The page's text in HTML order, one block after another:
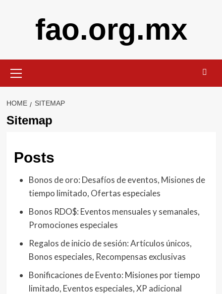
fao.org.mx
Menu
HOME SITEMAP
Sitemap
Posts
Bonos de oro: Desafíos de eventos, Misiones de
tiempo limitado, Ofertas especiales
Bonos RDO$: Eventos mensuales y semanales,
Promociones especiales
Regalos de inicio de sesión: Artículos únicos,
Bonos especiales, Recompensas exclusivas
Bonificaciones de Evento: Misiones por tiempo
limitado, Eventos especiales, XP adicional